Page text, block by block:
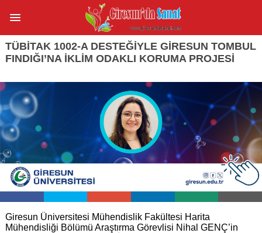
TÜBİTAK 1002-A DESTEĞIYLE GIRESUN TOMBUL
FINDIĞI’NA İKLIM ODAKLI KORUMA PROJESI
Giresun Üniversitesi Mühendislik Fakültesi Harita
Mühendisliği Bölümü Araştırma Görevlisi Nihal GENÇ’in